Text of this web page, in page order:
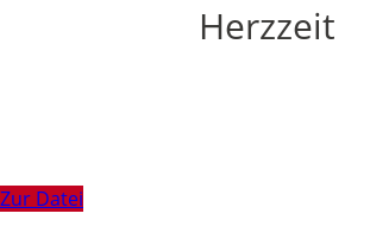
Herzzeit
Zur Datei